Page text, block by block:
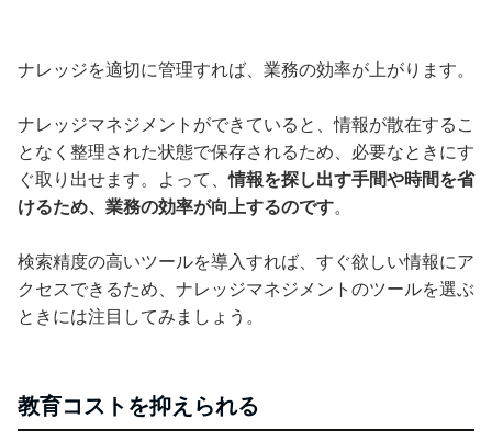
ナレッジを適切に管理すれば、業務の効率が上がります。
ナレッジマネジメントができていると、情報が散在するこ
となく整理された状態で保存されるため、必要なときにす
ぐ取り出せます。よって、情報を探し出す手間や時間を省
けるため、業務の効率が向上するのです。
検索精度の高いツールを導入すれば、すぐ欲しい情報にア
クセスできるため、ナレッジマネジメントのツールを選ぶ
ときには注目してみましょう。
教育コストを抑えられる